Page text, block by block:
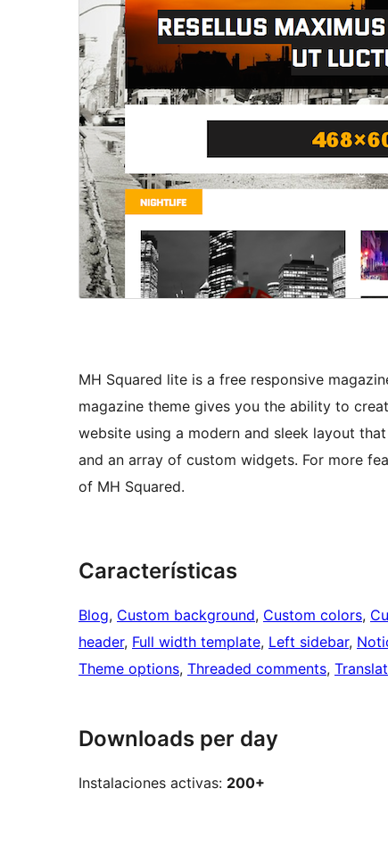
MH Squared lite is a free responsive
magazine theme gives you the ability to
website using a modern and sleek layout
and an array of custom widgets. For more
of MH Squared.
Características
Blog, Custom background, Custom colors,
header, Full width template, Left sidebar,
Theme options, Threaded comments,
Downloads per day
Instalaciones activas: 200+